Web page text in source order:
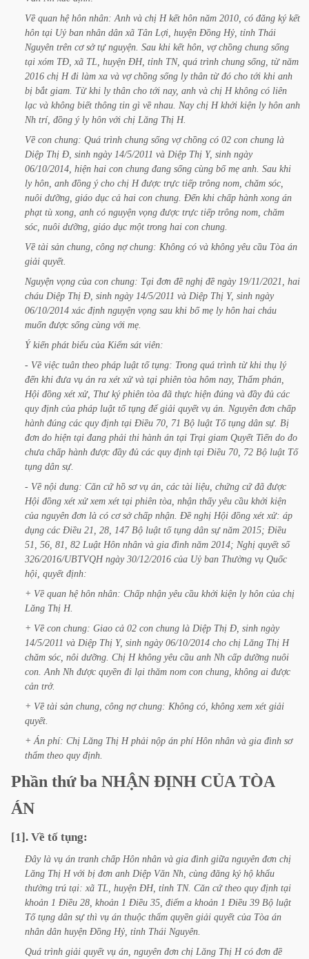
Về quan hệ hôn nhân: Anh và chị H kết hôn năm 2010, có đăng ký kết
hôn tại Uỷ ban nhân dân xã Tân Lợi, huyện Đồng Hỷ, tỉnh Thái
Nguyên trên cơ sở tự nguyện. Sau khi kết hôn, vợ chồng chung sống
tại xóm TĐ, xã TL, huyện ĐH, tỉnh TN, quá trình chung sống, từ năm
2016 chị H đi làm xa và vợ chồng sống ly thân từ đó cho tới khi anh
bị bắt giam. Từ khi ly thân cho tới nay, anh và chị H không có liên
lạc và không biết thông tin gì về nhau. Nay chị H khởi kiện ly hôn anh
Nh trí, đồng ý ly hôn với chị Lăng Thị H.
Về con chung: Quá trình chung sống vợ chồng có 02 con chung là
Diệp Thị Đ, sinh ngày 14/5/2011 và Diệp Thị Y, sinh ngày
06/10/2014, hiện hai con chung đang sống cùng bố mẹ anh. Sau khi
ly hôn, anh đồng ý cho chị H được trực tiếp trông nom, chăm sóc,
nuôi dưỡng, giáo dục cả hai con chung. Đến khi chấp hành xong án
phạt tù xong, anh có nguyện vọng được trực tiếp trông nom, chăm
sóc, nuôi dưỡng, giáo dục một trong hai con chung.
Về tài sản chung, công nợ chung: Không có và không yêu cầu Tòa án
giải quyết.
Nguyện vọng của con chung: Tại đơn đề nghị đề ngày 19/11/2021,
hai
cháu Diệp Thị Đ, sinh ngày 14/5/2011 và Diệp Thị Y, sinh ngày
06/10/2014 xác định nguyện vọng sau khi bố mẹ ly hôn hai cháu
muốn được sống cùng với mẹ.
Ý kiến phát biểu của Kiểm sát viên:
- Về việc tuân theo pháp luật tố tụng: Trong quá trình từ khi thụ lý
đến khi đưa vụ án ra xét xử và tại phiên tòa hôm nay, Thẩm phán,
Hội đồng xét xử, Thư ký phiên tòa đã thực hiện đúng và đầy đủ các
quy định của pháp luật tố tụng để giải quyết vụ án. Nguyên đơn chấp
hành đúng các quy định tại Điều 70, 71 Bộ luật Tố tụng dân sự. Bị
đơn do hiện tại đang phải thi hành án tại Trại giam Quyết Tiến do đo
chưa chấp hành được đầy đủ các quy định tại Điều 70, 72 Bộ luật Tố
tụng dân sự.
- Về nội dung: Căn cứ hồ sơ vụ án, các tài liệu, chứng cứ đã được
Hội đồng xét xử xem xét tại phiên tòa, nhận thấy yêu cầu khởi kiện
của nguyên đơn là có cơ sở chấp nhận. Đề nghị Hội đồng xét xử: áp
dụng các Điều 21, 28, 147 Bộ luật tố tụng dân sự năm 2015; Điều
51,
56, 81, 82 Luật Hôn nhân và gia đình năm 2014; Nghị quyết số
326/2016/UBTVQH ngày 30/12/2016 của Uỷ ban Thường vụ Quốc
hội, quyết định:
+ Về quan hệ hôn nhân: Chấp nhận yêu cầu khởi kiện ly hôn của chị
Lăng Thị H.
+ Về con chung: Giao cả 02 con chung là Diệp Thị Đ, sinh ngày
14/5/2011 và Diệp Thị Y, sinh ngày 06/10/2014 cho chị Lăng Thị H
chăm sóc, nôi dưỡng. Chị H không yêu cầu anh Nh cấp dưỡng nuôi
con. Anh Nh được quyền đi lại thăm nom con chung, không ai được
cản trở.
+ Về tài sản chung, công nợ chung: Không có, không xem xét giải
quyết.
+ Án phí: Chị Lăng Thị H phải nộp án phí Hôn nhân và gia đình sơ
thẩm theo quy định.
Phần thứ ba NHẬN ĐỊNH CỦA TÒA
ÁN
[1]. Về tố tụng:
Đây là vụ án tranh chấp Hôn nhân và gia đình giữa nguyên đơn chị
Lăng Thị H với bị đơn anh Diệp Văn Nh, cùng đăng ký hộ khẩu
thường trú tại: xã TL, huyện ĐH, tỉnh TN. Căn cứ theo quy định tại
khoản 1 Điều 28, khoản 1 Điều 35, điểm a khoản 1 Điều 39 Bộ luật
Tố tụng dân sự thì vụ án thuộc thẩm quyền giải quyết của Tòa án
nhân dân huyện Đồng Hỷ, tỉnh Thái Nguyên.
Quá trình giải quyết vụ án, nguyên đơn chị Lăng Thị H có đơn đề